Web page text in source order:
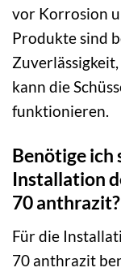
vor Korrosion
Produkte sind
kann die
funktionieren.
Benötige ich
Installation
70 anthrazit?
Für die
70 anthrazit